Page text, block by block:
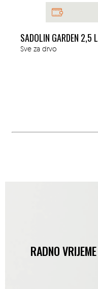
SADOLIN GARDEN 2,5 L
Sve za drvo
RADNO VRIJEME